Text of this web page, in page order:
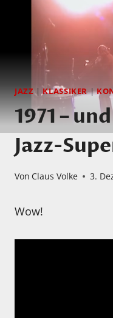
JAZZ|KLASSIKER|
1971 –
Jazz-
Von Claus Volke 3.
Wow!